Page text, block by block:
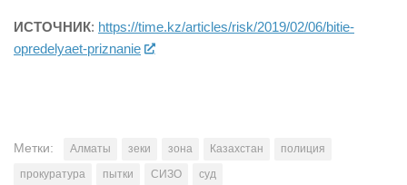
ИСТОЧНИК: https://time.kz/articles/risk/2019/02/06/bitie-
opredelyaet-priznanie
Метки: Алматы зеки зона Казахстан
полиция
прокуратура
пытки СИЗО суд